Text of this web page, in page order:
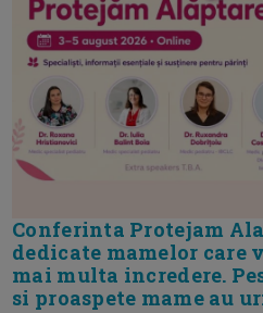
Conferinta Protejam
dedicate mamelor care
mai multa incredere.
si proaspete mame au